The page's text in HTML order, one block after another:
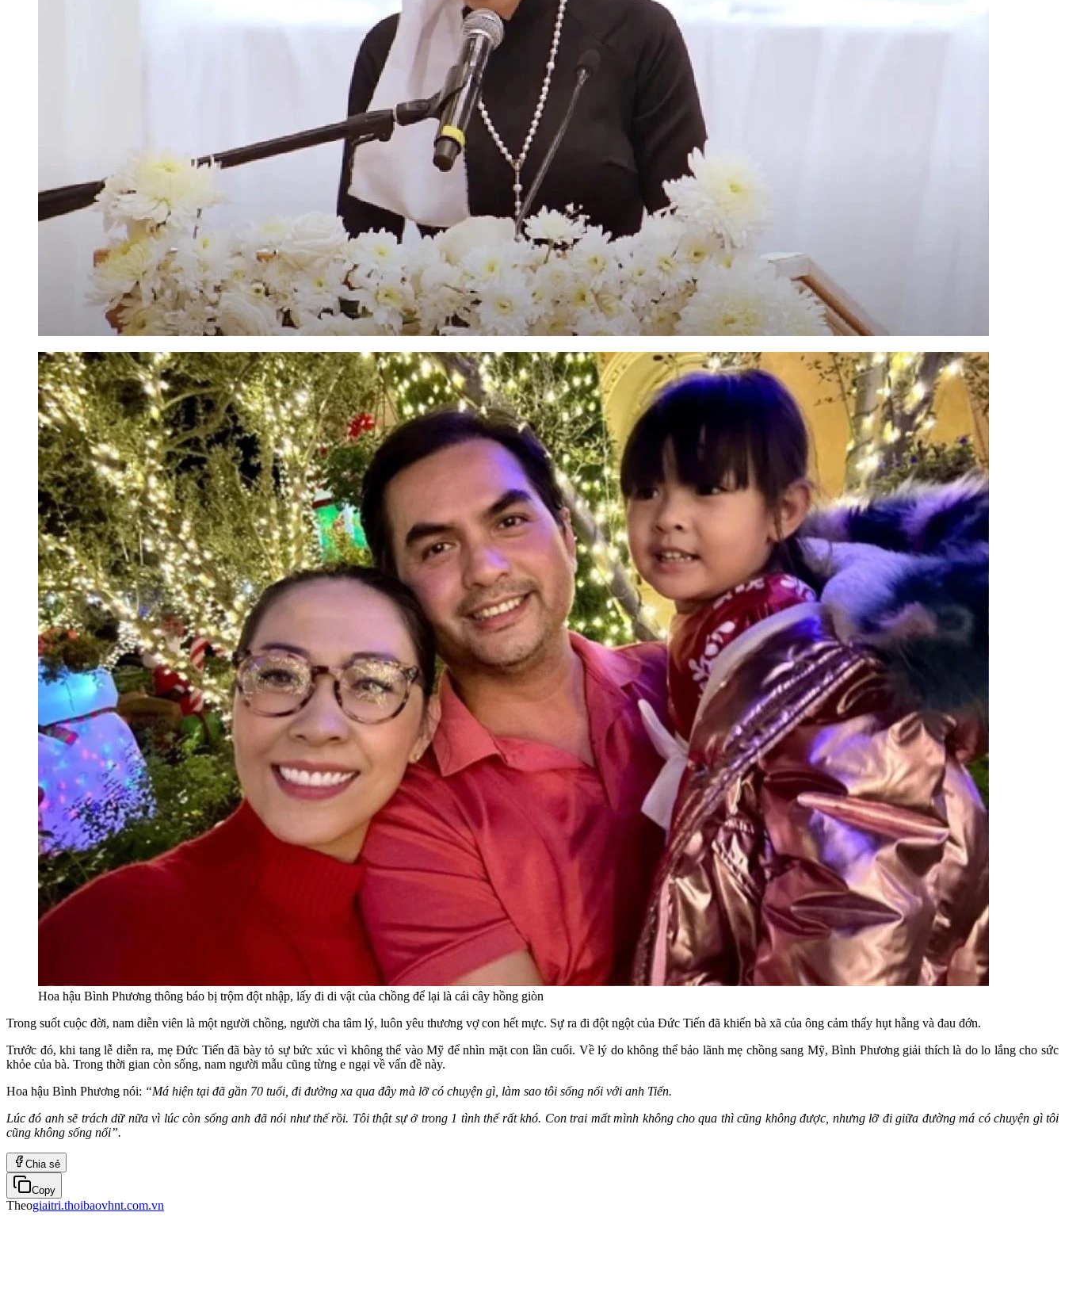
Hoa hậu Bình Phương thông báo bị trộm đột nhập, lấy đi di vật của chồng để lại là cái cây hồng giòn
Trong suốt cuộc đời, nam diễn viên là một người chồng, người cha tâm lý, luôn yêu thương vợ con hết mực. Sự ra đi đột ngột của Đức Tiến đã khiến bà xã của ông cảm thấy hụt hẫng và đau đớn.
Trước đó, khi tang lễ diễn ra, mẹ Đức Tiến đã bày tỏ sự bức xúc vì không thể vào Mỹ để nhìn mặt con lần cuối. Về lý do không thể bảo lãnh mẹ chồng sang Mỹ, Bình Phương giải thích là do lo lắng cho sức
khỏe của bà. Trong thời gian còn sống, nam người mẫu cũng từng e ngại về vấn đề này.
Hoa hậu Bình Phương nói: “Má hiện tại đã gần 70 tuổi, đi đường xa qua đây mà lỡ có chuyện gì, làm sao tôi sống nổi với anh Tiến.
Lúc đó anh sẽ trách dữ nữa vì lúc còn sống anh đã nói như thế rồi. Tôi thật sự ở trong 1 tình thế rất khó. Con trai mất mình không cho qua thì cũng không được, nhưng lỡ đi giữa đường má có chuyện gì tôi
cũng không sống nổi”.
Chia sẻ
Copy
Theogiaitri.thoibaovhnt.com.vn